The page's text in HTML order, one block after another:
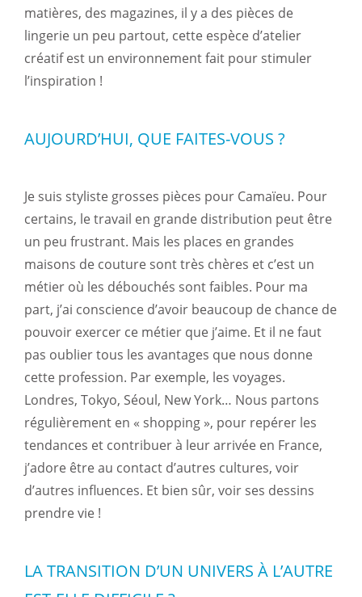
matières, des magazines, il y a des pièces de
lingerie un peu partout, cette espèce d’atelier
créatif est un environnement fait pour stimuler
l’inspiration !
AUJOURD’HUI, QUE FAITES-VOUS ?
Je suis styliste grosses pièces pour Camaïeu. Pour
certains, le travail en grande distribution peut être
un peu frustrant. Mais les places en grandes
maisons de couture sont très chères et c’est un
métier où les débouchés sont faibles. Pour ma
part, j’ai conscience d’avoir beaucoup de chance de
pouvoir exercer ce métier que j’aime. Et il ne faut
pas oublier tous les avantages que nous donne
cette profession. Par exemple, les voyages.
Londres, Tokyo, Séoul, New York… Nous partons
régulièrement en « shopping », pour repérer les
tendances et contribuer à leur arrivée en France,
j’adore être au contact d’autres cultures, voir
d’autres influences. Et bien sûr, voir ses dessins
prendre vie !
LA TRANSITION D’UN UNIVERS À L’AUTRE